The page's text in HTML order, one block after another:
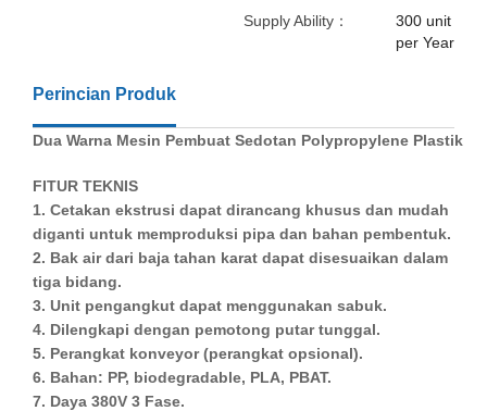
Supply Ability：
300 unit
per Year
Perincian Produk
Dua Warna Mesin Pembuat Sedotan Polypropylene Plastik
FITUR TEKNIS
1. Cetakan ekstrusi dapat dirancang khusus dan mudah
diganti untuk memproduksi pipa dan bahan pembentuk.
2. Bak air dari baja tahan karat dapat disesuaikan dalam
tiga bidang.
3. Unit pengangkut dapat menggunakan sabuk.
4. Dilengkapi dengan pemotong putar tunggal.
5. Perangkat konveyor (perangkat opsional).
6. Bahan: PP, biodegradable, PLA, PBAT.
7. Daya 380V 3 Fase.